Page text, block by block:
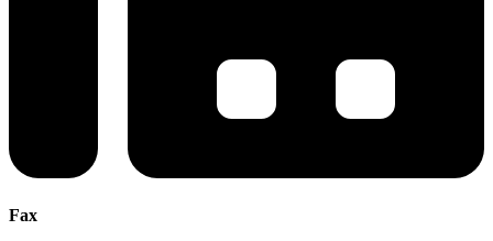
Fax